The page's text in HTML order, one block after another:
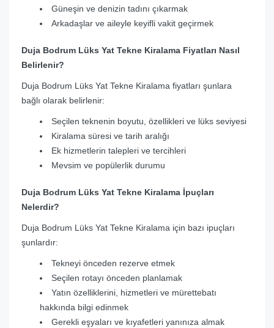
Güneşin ve denizin tadını çıkarmak
Arkadaşlar ve aileyle keyifli vakit geçirmek
Duja Bodrum Lüks Yat Tekne Kiralama Fiyatları Nasıl
Belirlenir?
Duja Bodrum Lüks Yat Tekne Kiralama fiyatları şunlara
bağlı olarak belirlenir:
Seçilen teknenin boyutu, özellikleri ve lüks seviyesi
Kiralama süresi ve tarih aralığı
Ek hizmetlerin talepleri ve tercihleri
Mevsim ve popülerlik durumu
Duja Bodrum Lüks Yat Tekne Kiralama İpuçları
Nelerdir?
Duja Bodrum Lüks Yat Tekne Kiralama için bazı ipuçları
şunlardır:
Tekneyi önceden rezerve etmek
Seçilen rotayı önceden planlamak
Yatın özelliklerini, hizmetleri ve mürettebatı
hakkında bilgi edinmek
Gerekli eşyaları ve kıyafetleri yanınıza almak